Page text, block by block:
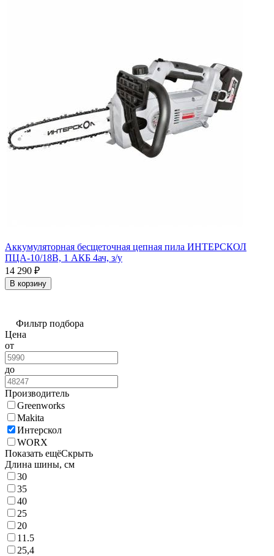
Аккумуляторная бесщеточная цепная пила ИНТЕРСКОЛ
ПЦА-10/18В, 1 АКБ 4ач, з/у
14 290 ₽
В корзину
Фильтр подбора
Цена
от
до
Производитель
Greenworks
Makita
Интерскол
WORX
Показать ещёСкрыть
Длина шины, см
30
35
40
25
20
11.5
25,4